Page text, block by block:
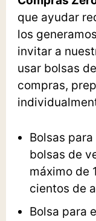
que ayudar
los
invitar a
usar bolsas
compras,
Bolsas
bolsas de
máximo de
cientos de
Bolsa para